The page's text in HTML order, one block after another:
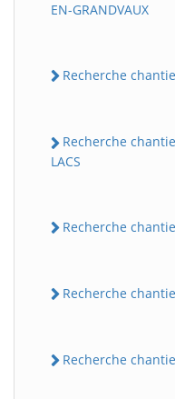
EN-GRANDVAUX
Recherche
Recherche
LACS
Recherche
Recherche
Recherche